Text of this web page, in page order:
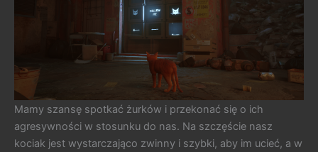
Mamy szansę spotkać żurków i przekonać się o ich
agresywności w stosunku do nas. Na szczęście nasz
kociak jest wystarczająco zwinny i szybki, aby im ucieć, a w